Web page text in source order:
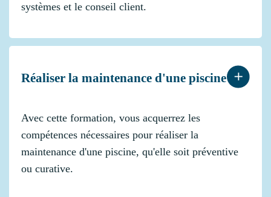
systèmes et le conseil client.
Réaliser la maintenance d'une piscine
Avec cette formation, vous acquerrez les
compétences nécessaires pour réaliser la
maintenance d'une piscine, qu'elle soit préventive
ou curative.